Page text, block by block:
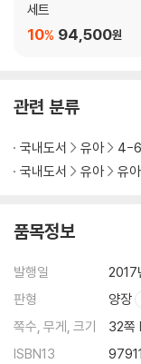
세트
94,500원
10%
관련 분류
국내도서 유아 4-6
국내도서
유아 유
품목정보
발행일
2017
판형
양장
쪽수, 무게, 크기
32
ISBN13